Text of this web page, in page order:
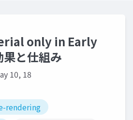
only in Early
と仕組み
10, 18
rendering